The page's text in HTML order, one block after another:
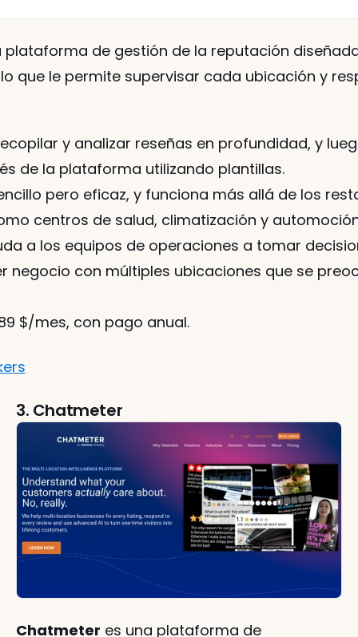
plataforma de gestión de la reputación
que le permite supervisar cada ubicación y
y analizar reseñas en profundidad, y
de la plataforma utilizando plantillas.
pero eficaz, y funciona más allá de los
centros de salud, climatización y
a los equipos de operaciones a tomar
negocio con múltiples ubicaciones que se
$/mes, con pago anual.
3. Chatmeter
Chatmeter es una plataforma de